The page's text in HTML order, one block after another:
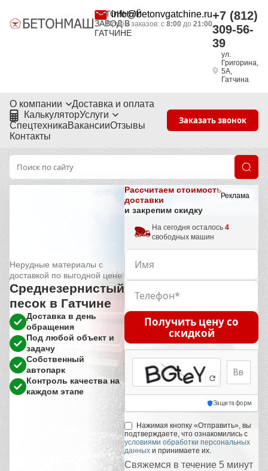
БЕТОННЫЙ
ЗАВОД В
ГАТЧИНЕ
info@betonvgatchine.ru
Приём заказов: с 8:00 до 21:00
+7 (812)
309-56-
39
ул.
Григорина,
5А,
Гатчина
О компании
Доставка и оплата
КалькуляторУслуги
СпецтехникаВакансииОтзывы
Контакты
Заказать звонок
Реклама
Нерудные материалы с
доставкой по выгодной цене
Среднезернистый
песок в Гатчине
Доставка в день
обращения
Под любой объект и
задачу
Собственный
автопарк
Контроль качества на
каждом этапе
Рассчитаем стоимость
доставки
и закрепим скидку
На сегодня осталось 4
свободных машин
Получить цену со
скидкой
Код с
Защита форм
Нажимая кнопку «Отправить», вы
подтверждаете, что ознакомились с
условиями обработки персональных
данных и принимаете их.
Свяжемся в течение 5 минут